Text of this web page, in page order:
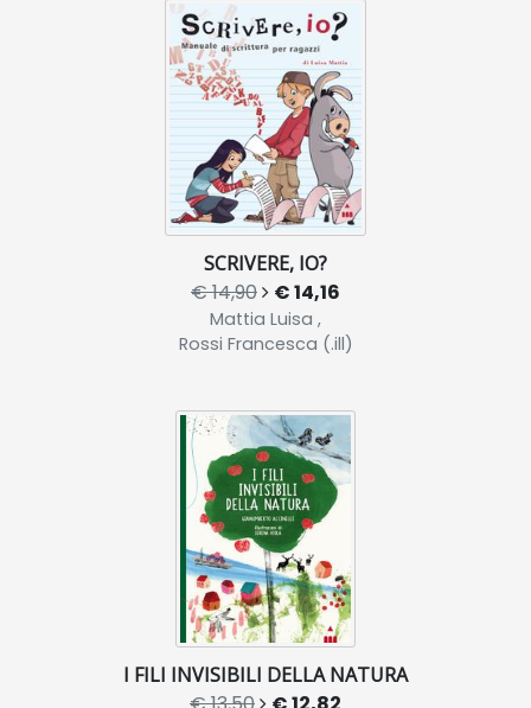
SCRIVERE, IO?
€ 14,90 € 14,16
Mattia Luisa ,
Rossi Francesca (.ill)
I FILI INVISIBILI DELLA NATURA